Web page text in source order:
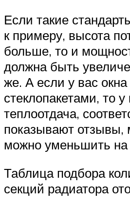
Если такие
к примеру, высота
больше, то и
должна быть
же. А если у вас окна
стеклопакетами, то
теплоотдача,
показывают отзывы,
можно уменьшить на
Таблица подбора
секций радиатора